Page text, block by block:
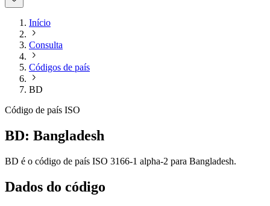
Início
Consulta
Códigos de país
BD
Código de país ISO
BD: Bangladesh
BD é o código de país ISO 3166-1 alpha-2 para Bangladesh.
Dados do código